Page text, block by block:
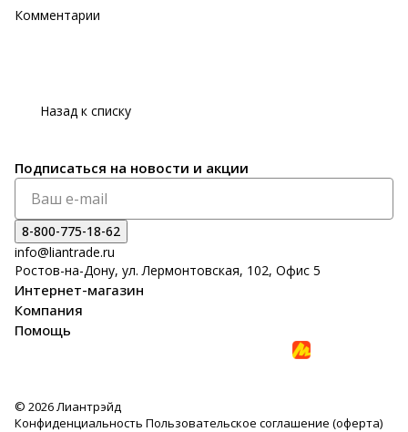
Комментарии
Назад к списку
Подписаться на новости и акции
8-800-775-18-62
info@liantrade.ru
Ростов-на-Дону, ул. Лермонтовская, 102, Офис 5
Интернет-магазин
Компания
Помощь
© 2026 Лиантрэйд
Конфиденциальность Пользовательское соглашение (оферта)